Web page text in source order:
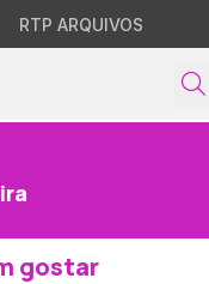
RTP ARQUIVOS
gostar